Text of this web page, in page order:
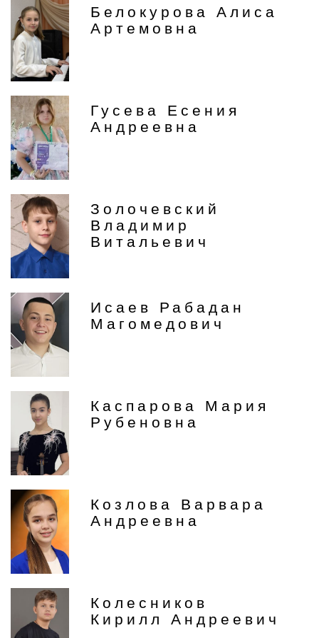
Белокурова Алиса
Артемовна
Гусева Есения
Андреевна
Золочевский
Владимир
Витальевич
Исаев Рабадан
Магомедович
Каспарова Мария
Рубеновна
Козлова Варвара
Андреевна
Колесников
Кирилл Андреевич